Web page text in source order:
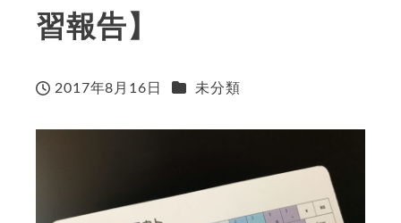
習報告】
投稿日
2017年8月16日 カテゴリー
未分類